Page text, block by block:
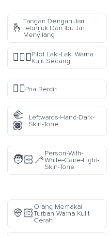
🫰
Tangan Dengan Jari
Telunjuk Dan Ibu Jari
Menyilang
👨🏽‍✈️Pilot Laki-Laki Warna
Kulit Sedang
🧍‍♂️Pria Berdiri
🫲
🏿
Leftwards-Hand-Dark-
Skin-Tone
🧑🏻‍🦯
Person-With-
White-Cane-Light-
Skin-Tone
👳🏻
Orang Memakai
Turban Warna Kulit
Cerah